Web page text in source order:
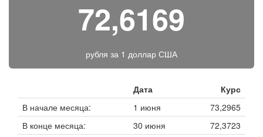
72,6169
рубля за 1 доллар США
Дата
Курс
В начале месяца:
1 июня
73,2965
В конце месяца:
30 июня
72,3723